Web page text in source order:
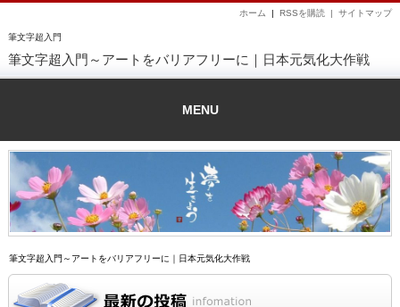
筆文字超入門
サイトマップ
RSSを購読 |
ホーム |
筆文字超入門～アートをバリアフリーに｜日本元気化大作戦
MENU
筆文字超入門～アートをバリアフリーに｜日本元気化大作戦